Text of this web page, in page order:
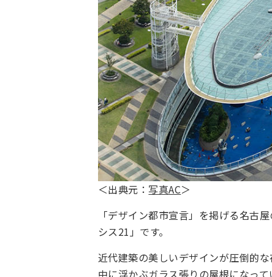
＜出典元：写真AC＞
「デザイン都市宣言」を掲げる名古
シス21」です。
近代建築の美しいデザインが圧倒的